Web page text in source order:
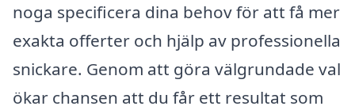
noga specificera dina behov för att få mer
exakta offerter och hjälp av professionella
snickare. Genom att göra välgrundade val
ökar chansen att du får ett resultat som